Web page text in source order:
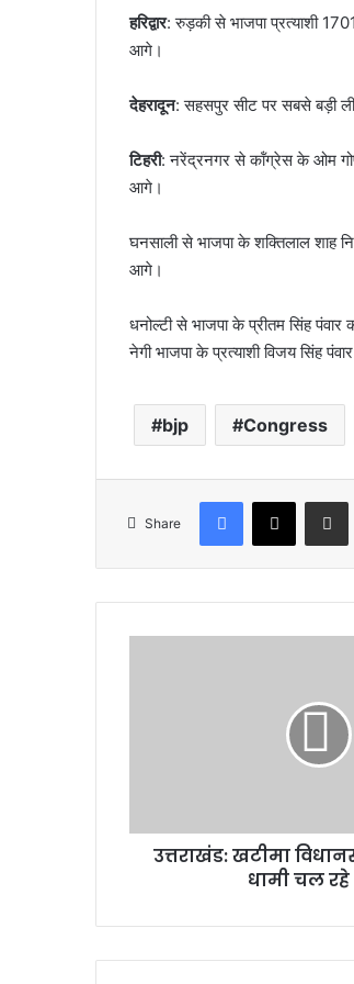
हरिद्वार: रुड़की से भाजपा प्रत्याशी
आगे।
देहरादून: सहसपुर सीट पर सबसे बड़ी
टिहरी: नरेंद्रनगर से कॉंग्रेस के ओम
आगे।
घनसाली से भाजपा के शक्तिलाल शाह
आगे।
धनोल्टी से भाजपा के प्रीतम सिंह
नेगी भाजपा के प्रत्याशी विजय सिंह
bjp Congress
Share
Facebook
X
रहे
उत्तराखंड: खटीमा
धामी चल